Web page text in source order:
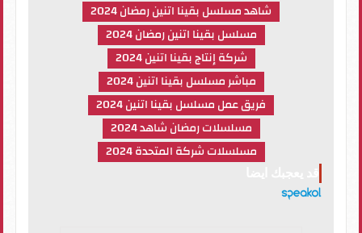
شاهد مسلسل بقينا اتنين رمضان 2024
مسلسل بقينا اتنين رمضان 2024
شركة إنتاج بقينا اتنين 2024
مباشر مسلسل بقينا اتنين 2024
فريق عمل مسلسل بقينا اتنين 2024
مسلسلات رمضان شاهد 2024
مسلسلات شركة المتحدة 2024